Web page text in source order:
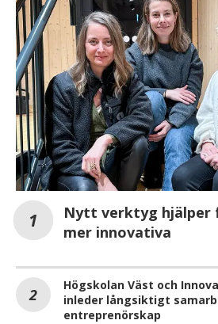
Nytt verktyg
mer innovativa
Högskolan Väst och
inleder långsiktigt
entreprenörskap